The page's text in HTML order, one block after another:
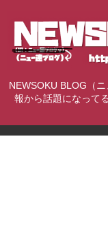
NEWSOKU BLOG（
報から話題になって